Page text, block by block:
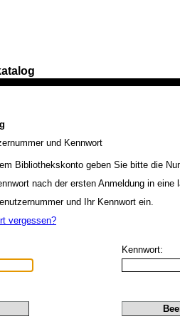
und Kennwort
Bibliothekskonto geben Sie bitte die
nach der ersten Anmeldung in
und Ihr Kennwort ein.
vergessen?
Kennwort: